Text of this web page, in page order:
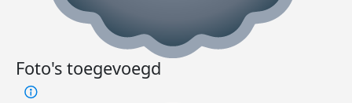
Foto's toegevoegd